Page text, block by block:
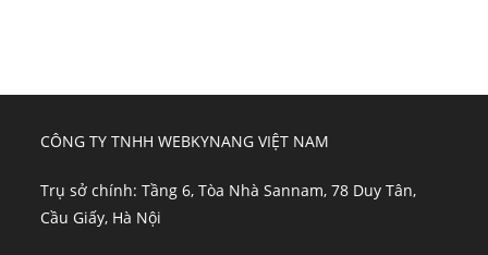
CÔNG TY TNHH WEBKYNANG VIỆT NAM
Trụ sở chính: Tầng 6, Tòa Nhà Sannam, 78 Duy Tân,
Cầu Giấy, Hà Nội